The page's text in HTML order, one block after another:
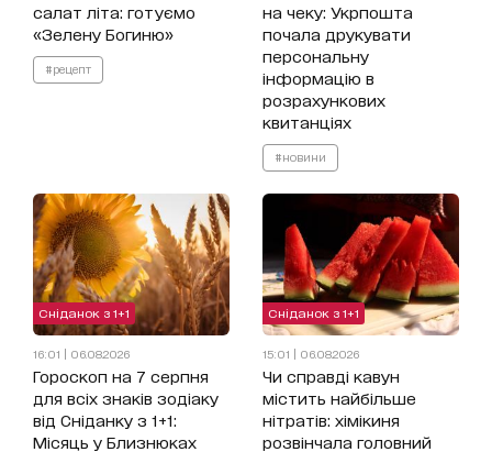
салат літа: готуємо
«Зелену Богиню»
#рецепт
на чеку: Укрпошта
почала друкувати
персональну
інформацію в
розрахункових
квитанціях
#новини
Сніданок з 1+1
16:01 | 06.08.2026
Гороскоп на 7 серпня
для всіх знаків зодіаку
від Сніданку з 1+1:
Місяць у Близнюках
Сніданок з 1+1
15:01 | 06.08.2026
Чи справді кавун
містить найбільше
нітратів: хімікиня
розвінчала головний